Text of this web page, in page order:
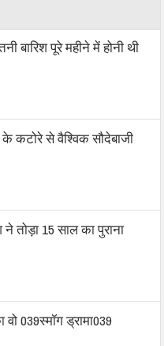
बारिश पूरे महीने में होनी थी
कटोरे से वैश्विक सौदेबाजी
ने तोड़ा 15 साल का पुराना
039स्मॉग ड्रामा039